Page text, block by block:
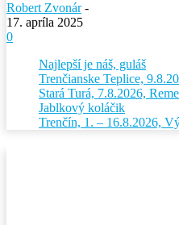
Robert Zvonár -
17. apríla 2025
0
Najlepší je náš, guláš
Trenčianske Teplice,
Stará Turá, 7.8.2026,
Jablkový koláčik
Trenčín, 1. – 16.8.2026,